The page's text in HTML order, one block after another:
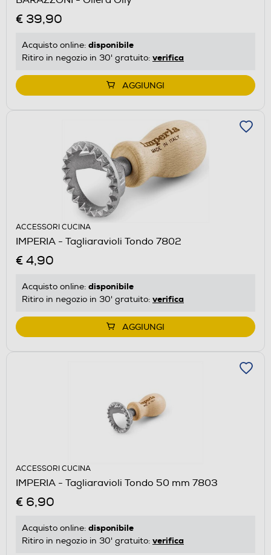
€ 39,90
Acquisto online: disponibile
Ritiro in negozio in 30' gratuito: verifica
AGGIUNGI
ACCESSORI CUCINA
IMPERIA - Tagliaravioli Tondo 7802
€ 4,90
Acquisto online: disponibile
Ritiro in negozio in 30' gratuito: verifica
AGGIUNGI
ACCESSORI CUCINA
IMPERIA - Tagliaravioli Tondo 50 mm 7803
€ 6,90
Acquisto online: disponibile
Ritiro in negozio in 30' gratuito: verifica